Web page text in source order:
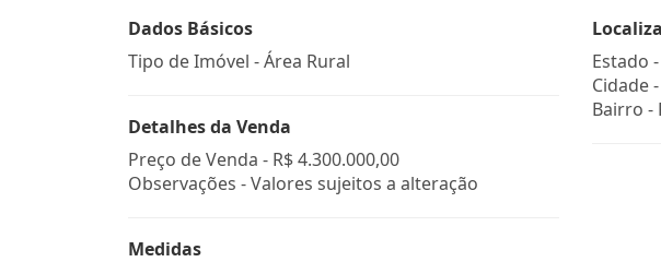
Dados Básicos
Tipo de Imóvel - Área Rural
Detalhes da Venda
Preço de Venda - R$ 4.300.000,00
Observações - Valores sujeitos a alteração
Medidas
Estado -
Cidade -
Bairro -